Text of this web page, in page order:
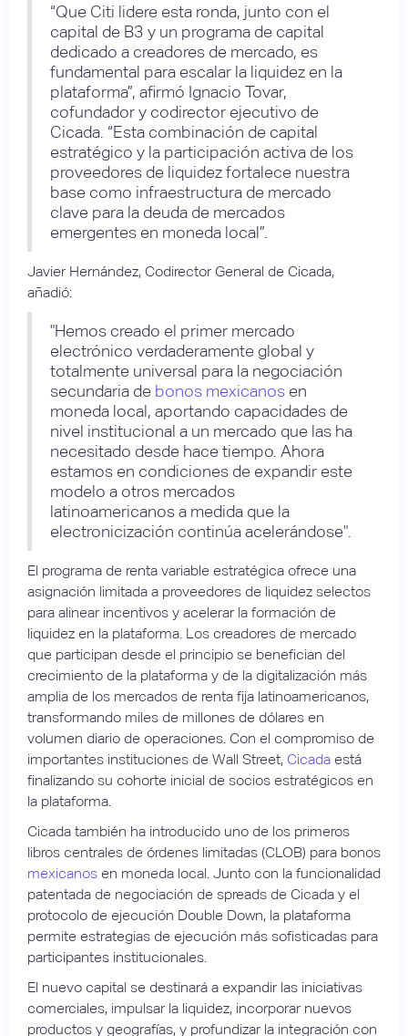
“Que Citi lidere esta ronda, junto con el
capital de B3 y un programa de capital
dedicado a creadores de mercado, es
fundamental para escalar la liquidez en la
plataforma”, afirmó Ignacio Tovar,
cofundador y codirector ejecutivo de
Cicada. “Esta combinación de capital
estratégico y la participación activa de los
proveedores de liquidez fortalece nuestra
base como infraestructura de mercado
clave para la deuda de mercados
emergentes en moneda local”.
Javier Hernández, Codirector General de Cicada,
añadió:
"Hemos creado el primer mercado
electrónico verdaderamente global y
totalmente universal para la negociación
secundaria de bonos mexicanos en
moneda local, aportando capacidades de
nivel institucional a un mercado que las ha
necesitado desde hace tiempo. Ahora
estamos en condiciones de expandir este
modelo a otros mercados
latinoamericanos a medida que la
electronicización continúa acelerándose".
El programa de renta variable estratégica ofrece una
asignación limitada a proveedores de liquidez selectos
para alinear incentivos y acelerar la formación de
liquidez en la plataforma. Los creadores de mercado
que participan desde el principio se benefician del
crecimiento de la plataforma y de la digitalización más
amplia de los mercados de renta fija latinoamericanos,
transformando miles de millones de dólares en
volumen diario de operaciones. Con el compromiso de
importantes instituciones de Wall Street, Cicada está
finalizando su cohorte inicial de socios estratégicos en
la plataforma.
Cicada también ha introducido uno de los primeros
libros centrales de órdenes limitadas (CLOB) para bonos
mexicanos en moneda local. Junto con la funcionalidad
patentada de negociación de spreads de Cicada y el
protocolo de ejecución Double Down, la plataforma
permite estrategias de ejecución más sofisticadas para
participantes institucionales.
El nuevo capital se destinará a expandir las iniciativas
comerciales, impulsar la liquidez, incorporar nuevos
productos y geografías, y profundizar la integración con